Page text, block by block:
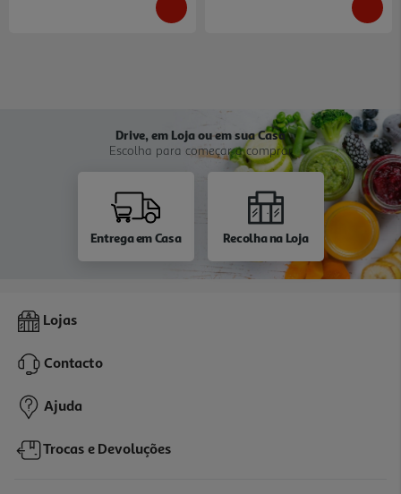
Drive, em Loja ou em sua Casa
Escolha para começar a comprar
Entrega em Casa Recolha na Loja
Lojas
Contacto
Ajuda
Trocas e Devoluções